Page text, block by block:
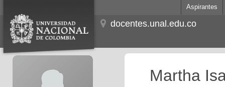
Aspirantes
docentes.unal.edu.co
Martha